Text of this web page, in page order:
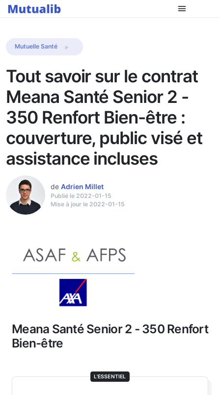
Comparer les mutuelles
Mutuelle Santé
Tout savoir sur le contrat
Meana Santé Senior 2 -
350 Renfort Bien-être :
couverture, public visé et
assistance incluses
de Adrien Millet
Publié le 2022-01-15
Mise à jour le 2022-01-15
Meana Santé Senior 2 - 350 Renfort
Bien-être
L'ESSENTIEL